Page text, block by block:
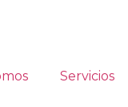
Servicios